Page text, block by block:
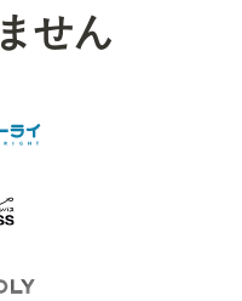
せん